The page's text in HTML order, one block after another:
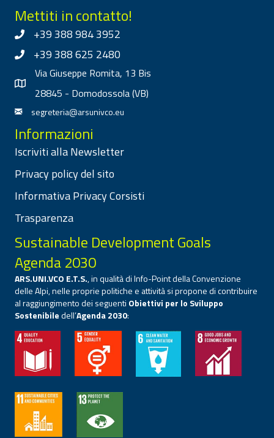
Mettiti in contatto!
+39 388 984 3952
+39 388 625 2480
Via Giuseppe Romita, 13 Bis
28845 - Domodossola (VB)
segreteria@arsunivco.eu
Informazioni
Iscriviti alla Newsletter
Privacy policy del sito
Informativa Privacy Corsisti
Trasparenza
Sustainable Development Goals
Agenda 2030
ARS.UNI.VCO E.T.S., in qualità di Info-Point della Convenzione
delle Alpi, nelle proprie politiche e attività si propone di contribuire
al raggiungimento dei seguenti Obiettivi per lo Sviluppo
Sostenibiledell’Agenda 2030: